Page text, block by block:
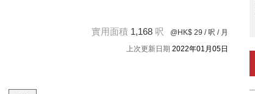
實用面積 1,168 呎 @HK$ 29 / 呎 / 月
上次更新日期 2022年01月05日